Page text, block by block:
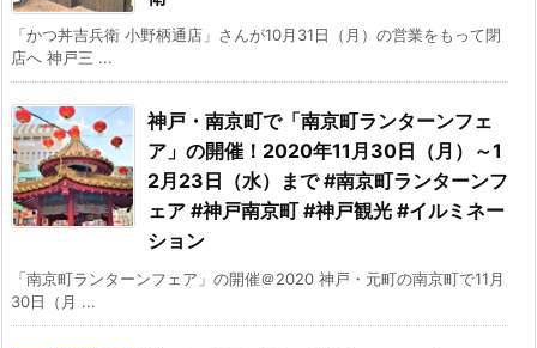
「かつ丼吉兵衛 小野柄通店」さんが10月31日（月）の営業をもって閉
店へ 神戸三 ...
神戸・南京町で「南京町ランターンフェ
ア」の開催！2020年11月30日（月）～1
2月23日（水）まで #南京町ランターンフ
ェア #神戸南京町 #神戸観光 #イルミネー
ション
「南京町ランターンフェア」の開催＠2020 神戸・元町の南京町で11月
30日（月 ...